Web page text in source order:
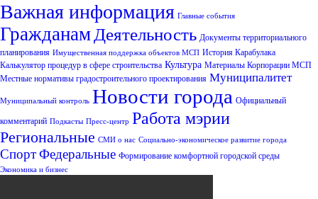
Важная информация Главные события
Гражданам Деятельность Документы территориального
планирования Имущественная поддержка объектов МСП История Карабулака
Калькулятор процедур в сфере строительства Культура Материалы Корпорации МСП
Местные нормативы градостроительного проектирования Муниципалитет
Муниципальный контроль Новости города Официальный
комментарий Подкасты Пресс-центр Работа мэрии
Региональные СМИ о нас Социально-экономическое развитие города
СпортФедеральные Формирование комфортной городской среды
Экономика и бизнес